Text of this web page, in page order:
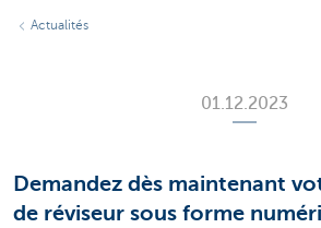
Actualités
01.12.2023
Demandez dès maintenant
de réviseur sous forme